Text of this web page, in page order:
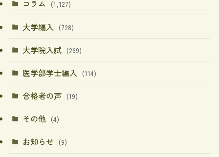
コラム (1,127)
大学編入 (728)
大学院入試 (269)
医学部学士編入 (114)
合格者の声 (19)
その他 (4)
お知らせ (9)